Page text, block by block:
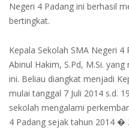
Negeri 4 Padang ini berhasil
bertingkat.
Kepala Sekolah SMA Negeri
Abinul Hakim, S.Pd, M.Si.
ini. Beliau diangkat menjadi
mulai tanggal 7 Juli 2014 s.d.
sekolah mengalami
4 Padang sejak tahun 2014 �